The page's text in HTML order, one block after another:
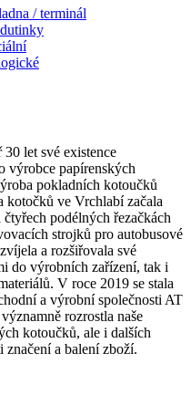
/ terminál
let své existence
výrobce papírenských
pokladních kotoučků
kotočků ve Vrchlabí začala
podélných řezačkách
strojků pro autobusové
a rozšiřovala své
do výrobních zařízení, tak i
V roce 2019 se stala
a výrobní společnosti AT
rozrostla naše
kotoučků, ale i dalších
a balení zboží.